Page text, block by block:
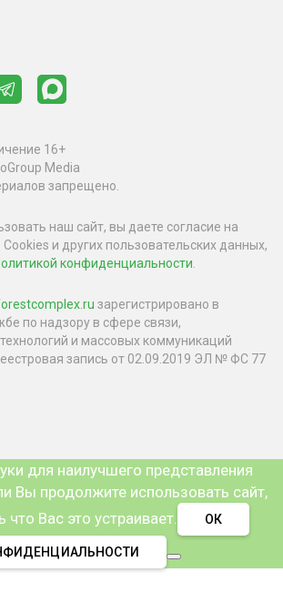
16+
Media
запрещено.
наш сайт, вы даете согласие на
и других пользовательских данных,
конфиденциальности
зарегистрировано в
по надзору в сфере связи,
и массовых коммуникаций
запись от 02.09.2019 ЭЛ № ФС 77
для наилучшего представления
Вы продолжите использовать сайт,
Вас это устраивает.
ОК